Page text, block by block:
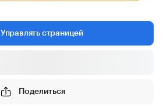
Управлять страницей
Поделиться